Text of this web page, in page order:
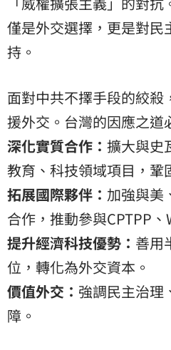
僅是外交選擇，更是對民
持。
面對中共不擇手段的絞
援外交。台灣的因應之道
深化實質合作： 擴大與史
教育、科技領域項目，鞏
拓展國際夥伴： 加強與美
合作，推動參與CPTPP、
提升經濟科技優勢： 善用
位，轉化為外交資本。
價值外交： 強調民主治理
障。